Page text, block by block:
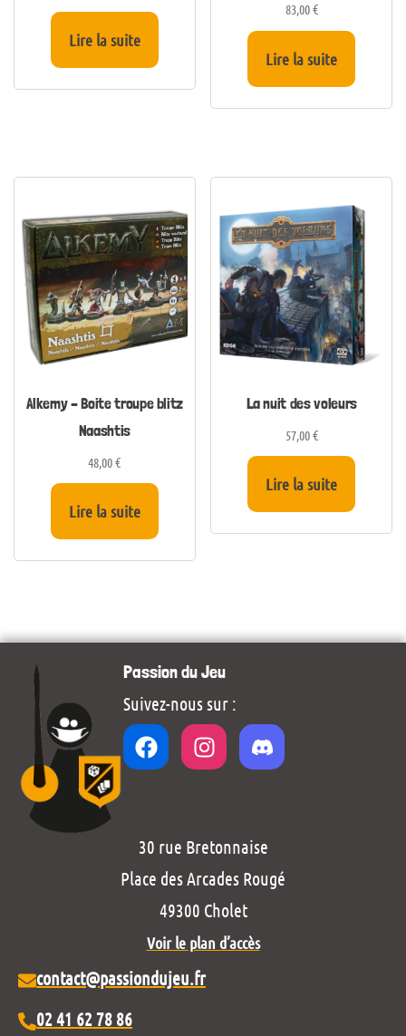
Lire la suite
83,00€
Lire la suite
Alkemy – Boite troupe blitz
Naashtis
48,00€
Lire la suite
La nuit des voleurs
57,00€
Lire la suite
Passion du Jeu
Suivez-nous sur :
30 rue Bretonnaise
Place des Arcades Rougé
49300 Cholet
Voir le plan d’accès
contact@passiondujeu.fr
02 41 62 78 86